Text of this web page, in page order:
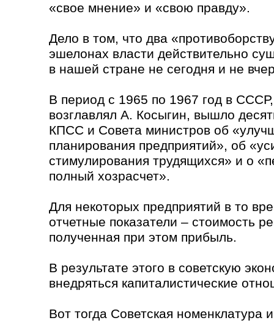
«свое мнение» и «свою правду».
Дело в том, что два
эшелонах власти действительно
в нашей стране не сегодня и не
В период с 1965 по 1967 год в СССР,
возглавлял А. Косыгин, вышло
КПСС и Совета министров об
планирования предприятий», об
стимулирования трудящихся» и о
полный хозрасчет».
Для некоторых предприятий в то
отчетные показатели – стоимость
полученная при этом прибыль.
В результате этого в советскую
внедряться капиталистические
Вот тогда Советская номенклатура